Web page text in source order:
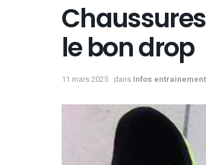
le bon drop
11 mars 2025 dans Infos entrainement